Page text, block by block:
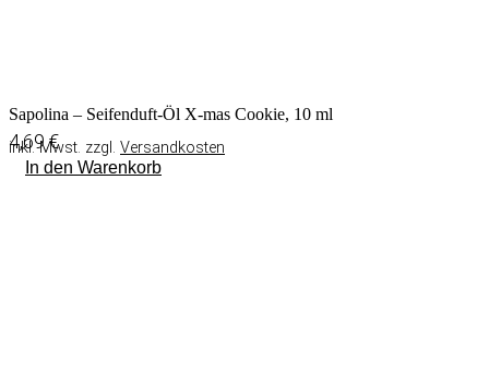
Sapolina – Seifenduft-Öl X-mas Cookie, 10 ml
4,69€
inkl. Mwst. zzgl. Versandkosten
In den Warenkorb